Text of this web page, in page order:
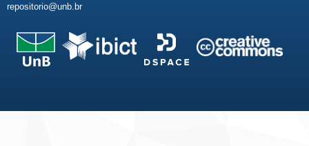
repositorio@unb.br